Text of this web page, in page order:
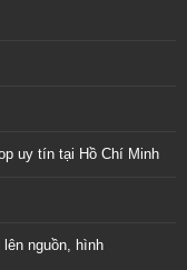
uy tín tại Hồ Chí Minh
nguồn, hình